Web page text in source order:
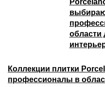
Коллекции плитки
профессионалы в